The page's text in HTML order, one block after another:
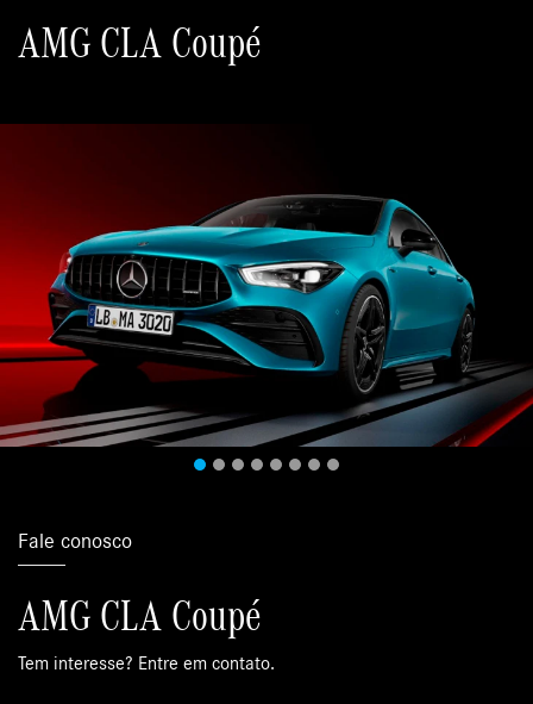
AMG CLA Coupé
Fale conosco
AMG CLA Coupé
Tem interesse? Entre em contato.